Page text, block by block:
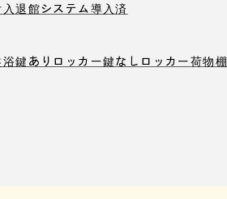
入退館システム導入済
浴鍵ありロッカー鍵なしロッカー荷物棚